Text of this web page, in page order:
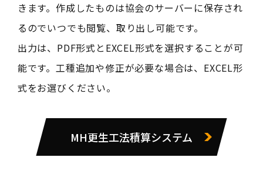
きます。作成したものは協会のサーバーに保存され
るのでいつでも閲覧、取り出し可能です。
出力は、PDF形式とEXCEL形式を選択することが可
能です。工種追加や修正が必要な場合は、EXCEL形
式をお選びください。
MH更生工法積算システム